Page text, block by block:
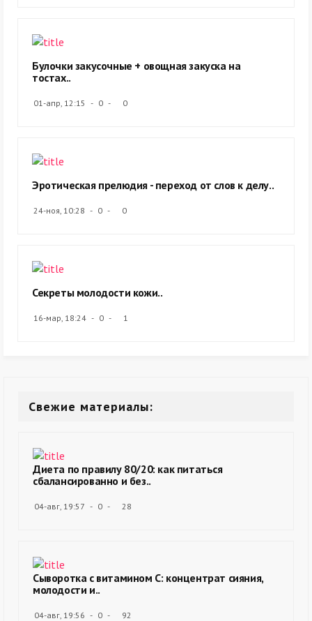
Булочки закусочные + овощная закуска на
тостах..
01-апр, 12:15 0 0
Эротическая прелюдия - переход от слов к делу..
24-ноя, 10:28 0 0
Секреты молодости кожи..
16-мар, 18:24 0 1
Свежие материалы:
Диета по правилу 80/20: как питаться
сбалансированно и без..
04-авг, 19:57 0 28
Сыворотка с витамином С: концентрат сияния,
молодости и..
04-авг, 19:56 0 92